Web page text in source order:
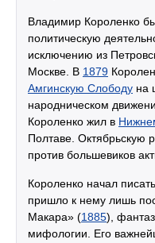
Владимир Короленко
политическую
исключению из
Москве. В 1879
Амгинскую Слободу на
народническом
Короленко жил в
Полтаве. Октябрьскую
против большевиков
Короленко начал
пришло к нему лишь
Макара» (1885),
мифологии. Его